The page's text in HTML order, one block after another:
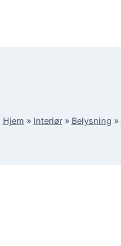
Hjem » Interiør» Belysning »